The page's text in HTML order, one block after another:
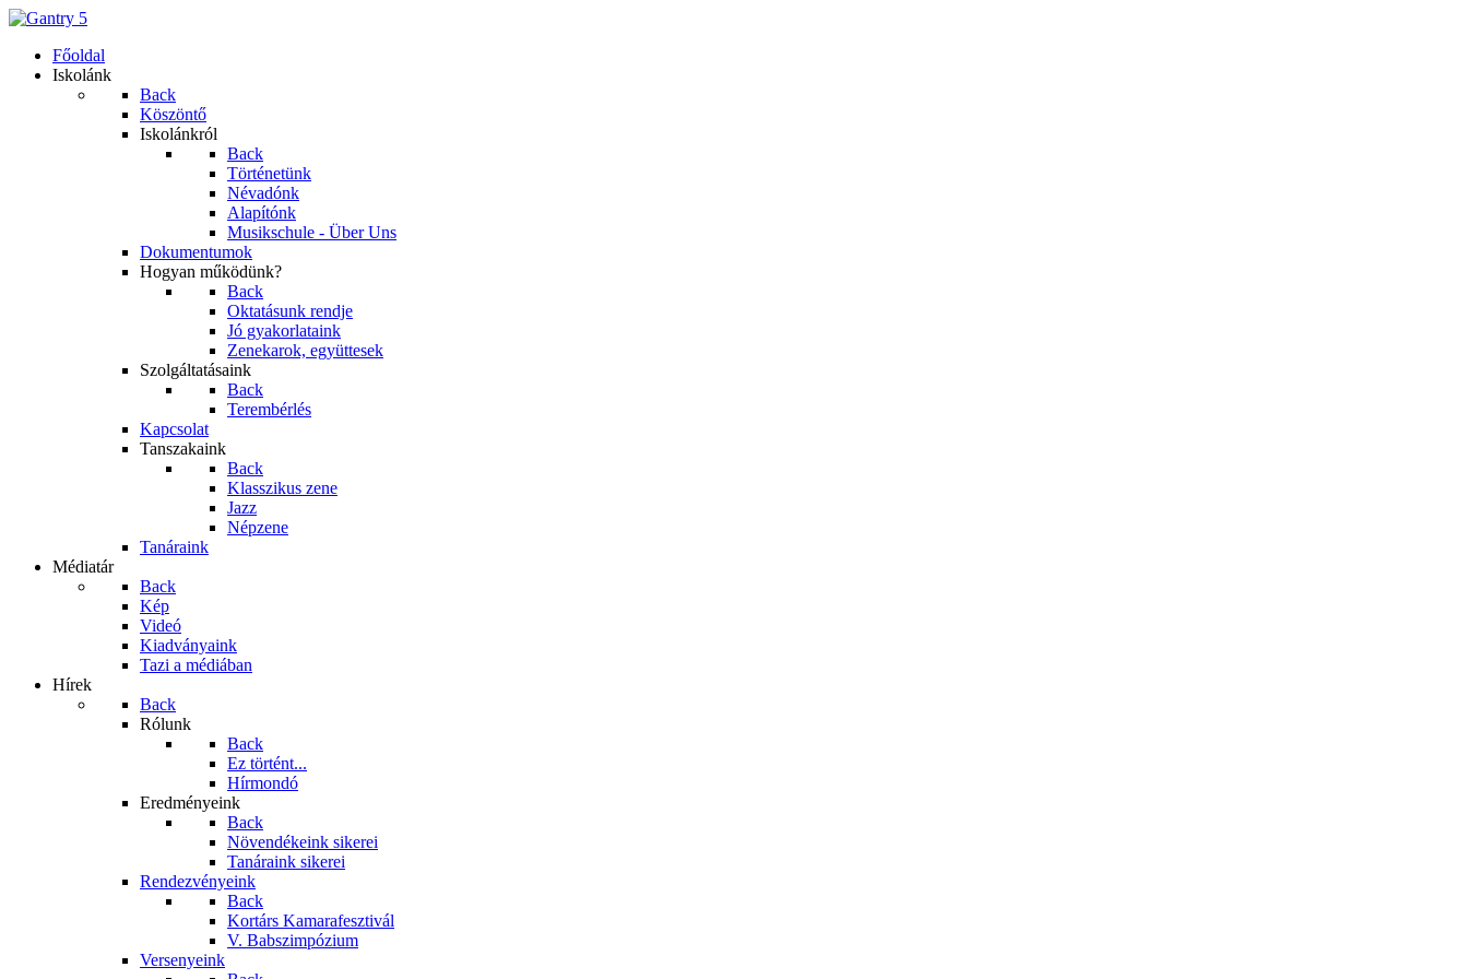
Főoldal
Iskolánk
Back
Köszöntő
Iskolánkról
Back
Történetünk
Névadónk
Alapítónk
Musikschule - Über Uns
Dokumentumok
Hogyan működünk?
Back
Oktatásunk rendje
Jó gyakorlataink
Zenekarok, együttesek
Szolgáltatásaink
Back
Terembérlés
Kapcsolat
Tanszakaink
Back
Klasszikus zene
Jazz
Népzene
Tanáraink
Médiatár
Back
Kép
Videó
Kiadványaink
Tazi a médiában
Hírek
Back
Rólunk
Back
Ez történt...
Hírmondó
Eredményeink
Back
Növendékeink sikerei
Tanáraink sikerei
Rendezvényeink
Back
Kortárs Kamarafesztivál
V. Babszimpózium
Versenyeink